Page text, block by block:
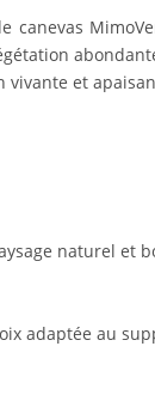
vivante et
naturel et
adaptée au